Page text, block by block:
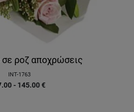
ροζ αποχρώσεις
INT-1763
- 145.00€